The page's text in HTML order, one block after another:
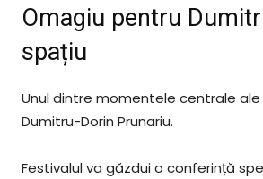
Omagiu pentru
spațiu
Unul dintre momentele centrale
Dumitru-Dorin Prunariu.
Festivalul va găzdui o conferință